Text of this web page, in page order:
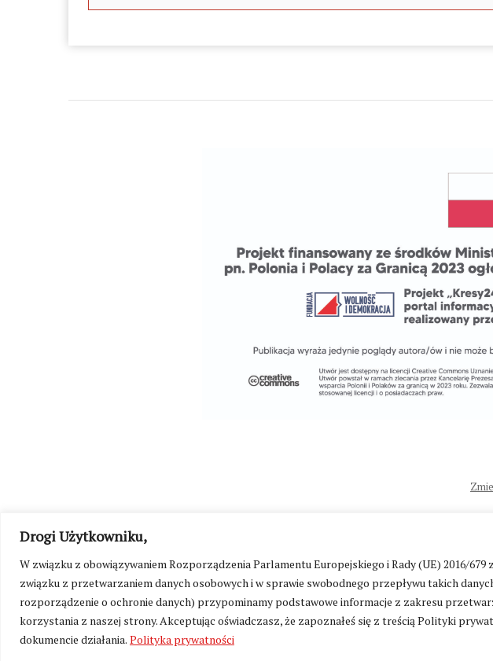
Drogi Użytkowniku,
W związku z obowiązywaniem Rozporządzenia Parlamentu Europejskiego i Rady (UE) 2016/
związku z przetwarzaniem danych osobowych i w sprawie swobodnego przepływu takich
rozporządzenie o ochronie danych) przypominamy podstawowe informacje z zakresu
korzystania z naszej strony. Akceptując oświadczasz, że zapoznałeś się z treścią Polityki
dokumencie działania. Polityka prywatności
©Kresy24.pl2026. Wszelkie Prawa Zastrzeżone.